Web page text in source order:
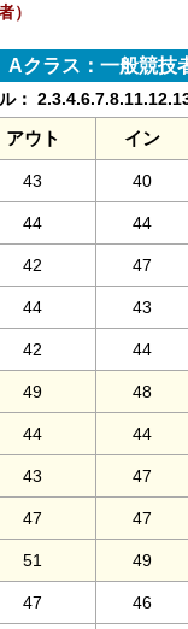
）
Aクラス：一般競技
：
アウト イン
43 40
44 44
42 47
44 43
42 44
49 48
44 44
43 47
47 47
51 49
47 46